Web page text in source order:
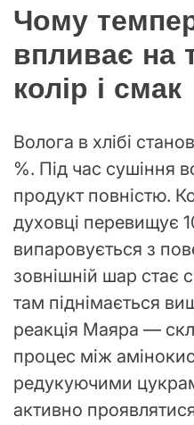
Чому
впливає на
колір і смак
Волога в хлібі
%. Під час сушіння
продукт повністю.
духовці перевищує
випаровується з
зовнішній шар стає
там піднімається
реакція Маяра —
процес між
редукуючими
активно